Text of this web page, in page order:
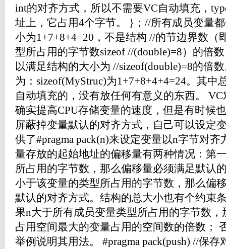
int的对齐方式，所以不需要VC自动填充，
址上，它占用4个字节。 }；//所有成员变量
小为1+7+8+4=20，不是结构 //的节边界数（
型所占用的字节数sizeof //(double)=8）的倍
以满足结构的大小为 //sizeof(double)=8的倍
为：sizeof(MyStruc)为1+7+8+4+4=24。其中
自动填充的，没有放任何有意义的东西。
确实提高CPU存储变量的速度，但是有时候
屏蔽掉变量默认的对齐方式，自己可以设定
供了#pragma pack(n)来设定变量以n字节对
量存放的起始地址的偏移量有两种情况：第
所占用的字节数，那么偏移量必须满足默认
小于该变量的类型所占用的字节数，那么偏
默认的对齐方式。结构的总大小也有个约束
果n大于所有成员变量类型所占用的字节数
占用空间最大的变量占用的空间数的倍数；
举例说明其用法。 #pragma pack(push) //保存